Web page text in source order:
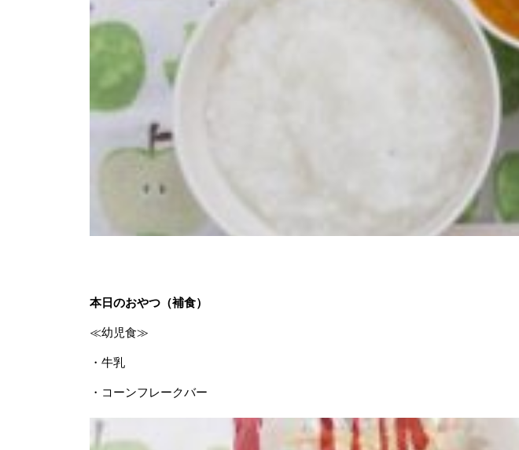
本日のおやつ（補食）
≪幼児食≫
・牛乳
・コーンフレークバー